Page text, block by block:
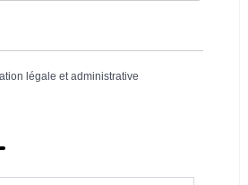
légale et administrative